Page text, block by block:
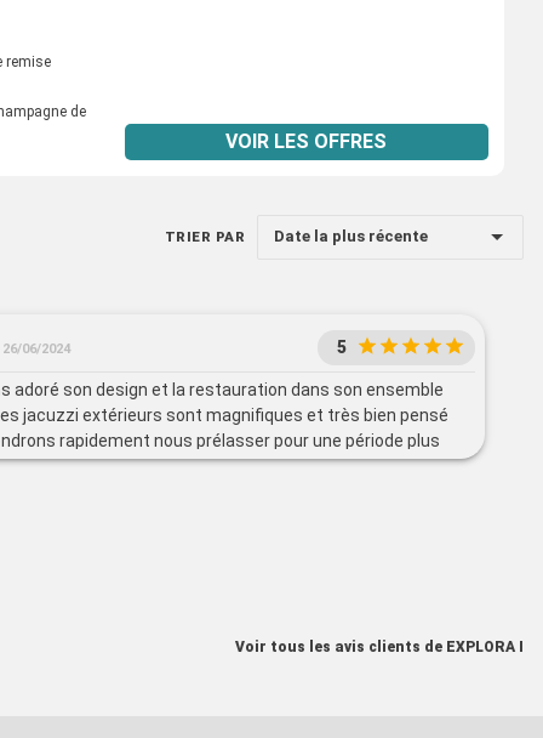
> Dravuni
Paques >
> Fuerte
> Miami >
remise
de
VOIR LES OFFRES
TRIER PAR Date la plus récente
26/06/2024 5
adoré son design et la restauration dans son ensemble
jacuzzi extérieurs sont magnifiques et très bien pensé
rapidement nous prélasser pour une période plus
Voir tous les avis clients de EXPLORA I